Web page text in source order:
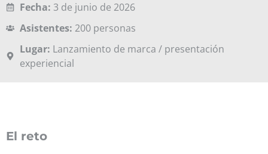
Fecha: 3 de junio de 2026
Asistentes: 200 personas
Lugar: Lanzamiento de marca / presentación
experiencial
El reto